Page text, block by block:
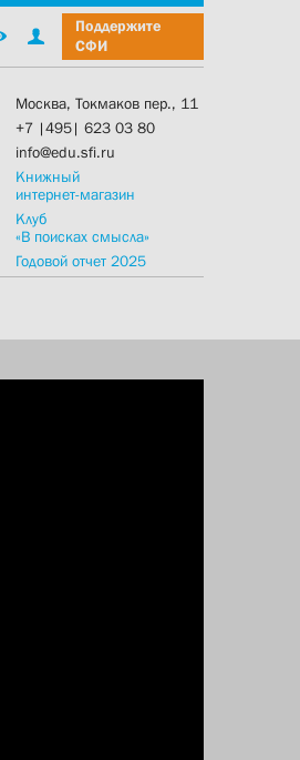
Поддержите
СФИ
Москва, Токмаков пер., 11
+7 |495| 623 03 80
info@edu.sfi.ru
Книжный
интернет-магазин
Клуб
«В поисках смысла»
Годовой отчет 2025